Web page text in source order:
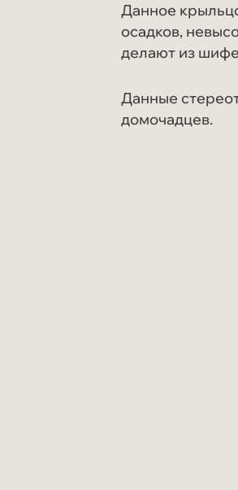
Данное
осадков,
делают из
Данные
домочадцев.